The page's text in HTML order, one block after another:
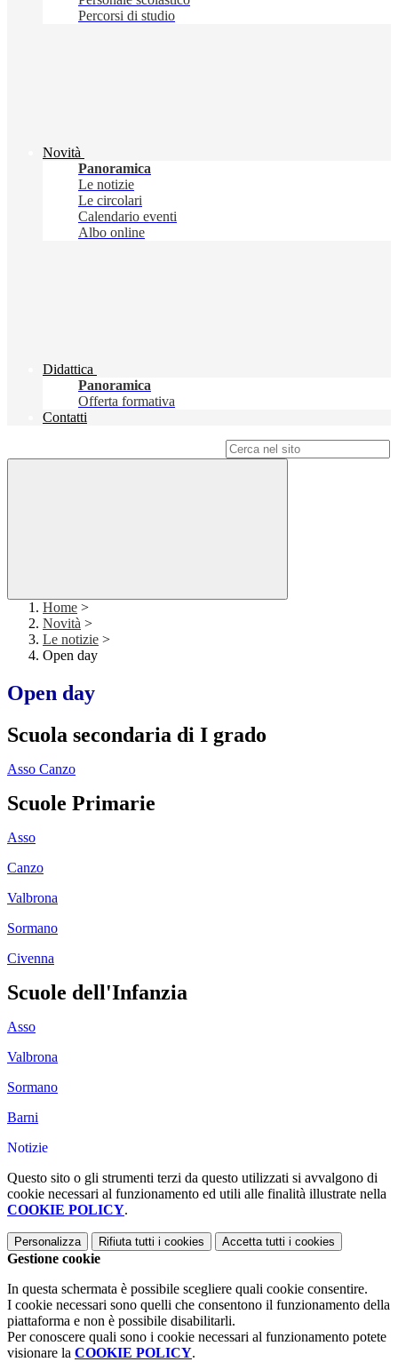
Percorsi di studio
Novità
Panoramica
Le notizie
Le circolari
Calendario eventi
Albo online
Didattica
Panoramica
Offerta formativa
Contatti
Home >
Novità >
Le notizie >
Open day
Open day
Scuola secondaria di I grado
Asso Canzo
Scuole Primarie
Asso
Canzo
Valbrona
Sormano
Civenna
Scuole dell'Infanzia
Asso
Valbrona
Sormano
Barni
Notizie
Questo sito o gli strumenti terzi da questo utilizzati si avvalgono di
cookie necessari al funzionamento ed utili alle finalità illustrate nella
COOKIE POLICY.
Personalizza Rifiuta tutti i cookies Accetta tutti i cookies
Gestione cookie
In questa schermata è possibile scegliere quali cookie consentire.
I cookie necessari sono quelli che consentono il funzionamento della
piattaforma e non è possibile disabilitarli.
Per conoscere quali sono i cookie necessari al funzionamento potete
visionare la COOKIE POLICY.